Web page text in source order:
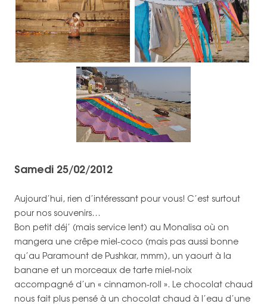
Samedi 25/02/2012
Aujourd’hui, rien d’intéressant pour vous! C’est surtout
pour nos souvenirs…
Bon petit déj’ (mais service lent) au Monalisa où on
mangera une crêpe miel-coco (mais pas aussi bonne
qu’au Paramount de Pushkar, mmm), un yaourt à la
banane et un morceaux de tarte miel-noix
accompagné d’un « cinnamon-roll ». Le chocolat chaud
nous fait plus pensé à un chocolat chaud à l’eau d’une